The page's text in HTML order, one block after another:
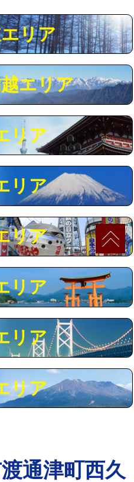
銅
44,000円
銅
)
+8,800円
業） 11,000円~
55,000円
66,000円
で） 27,500円
え） 38,500円
27,500円
16,500円
です。
リア
エリア
リア
リア
リア
リア
リア
リア
通津町西久